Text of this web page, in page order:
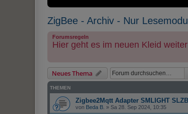
ZigBee - Archiv - Nur
Forumsregeln
Hier geht es im neuen Kleid weiter
Neues Thema
THEMEN
Zigbee2Mqtt Adapter SMLIGHT
von Beda B. » Sa 28. Sep 2024, 10:35